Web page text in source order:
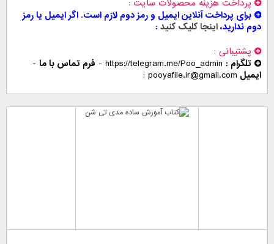
پرداخت هزینه محصولات سایت
برای پرداخت آنلاین ایمیل و رمز دوم لازم است. اگر ایمیل یا رمز
دوم ندارید،اینجا کلیک کنید
پشتیبانی
تلگرام : https://telegram.me/Poo_admin
- فرم تماس با ما -
ایمیل pooyafile.ir@gmail.com